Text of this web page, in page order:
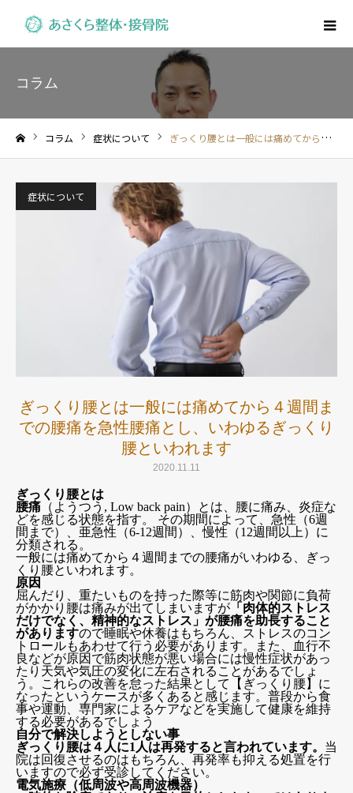
コラム
コラム 症状について ぎっくり腰とは一般には痛めてから４週間までの腰痛を急性腰痛とし、いわゆるぎっくり腰といわれます
症状について
ぎっくり腰とは一般には痛めてから４週間ま
での腰痛を急性腰痛とし、いわゆるぎっくり
腰といわれます
2020.11.11
ぎっくり腰とは
腰痛 （ようつう, Low back pain）とは、腰に痛み、炎症な
どを感じる状態を指す。 その期間によって、急性（6週
間まで）、亜急性（6-12週間）、慢性（12週間以上）に
分類される。
一般には痛めてから４週間までの腰痛がいわゆる、ぎっ
くり腰といわれます。
原因
屈んだり、重たいものを持った際等に筋肉や関節に負荷
がかかり腰は痛みが出てしまいますが 「肉体的ストレス
だけでなく、精神的なストレス」が腰痛を助長すること
がありますので睡眠や休養はもちろん、ストレスのコン
トロールもあわせて行う必要があります。また、血行不
良などが原因で筋肉状態が悪い場合には慢性症状があっ
たり天気や気圧の変化に左右されることがあるでしょ
う。これらの改善を怠った結果として【ぎっくり腰】に
なったというケースが多くあると感じます。普段から食
事や運動、専門家によるケアなどを実施して健康を維持
する必要があるでしょう
自分で解決しようとしない事
ぎっくり腰は４人に1人は再発すると言われています。 当
院は回復させるのはもちろん、再発率も抑える処置を行
いますので必ず受診してください。
電気施療（低周波や高周波機器）